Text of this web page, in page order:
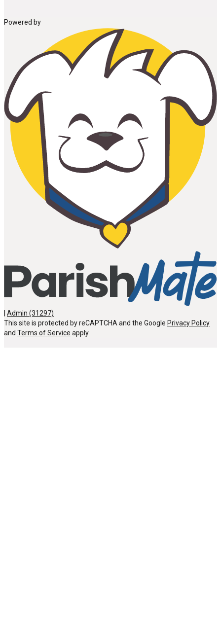
Powered by
Admin (31297)
This site is protected by reCAPTCHA and the Google Privacy Policy
and Terms of Service apply